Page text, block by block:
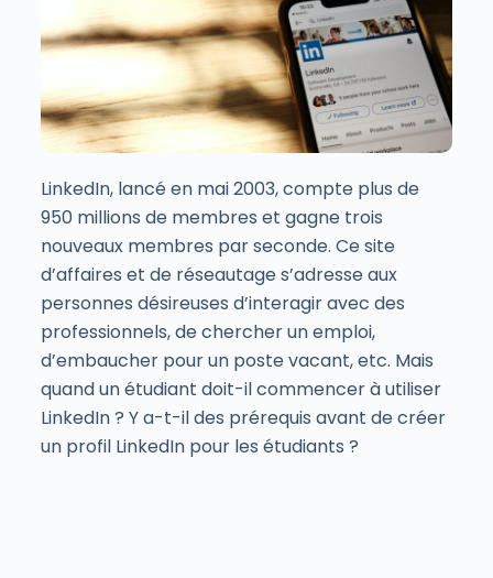
LinkedIn, lancé en mai 2003, compte plus de
950 millions de membres et gagne trois
nouveaux membres par seconde. Ce site
d’affaires et de réseautage s’adresse aux
personnes désireuses d’interagir avec des
professionnels, de chercher un emploi,
d’embaucher pour un poste vacant, etc. Mais
quand un étudiant doit-il commencer à utiliser
LinkedIn ? Y a-t-il des prérequis avant de créer
un profil LinkedIn pour les étudiants ?